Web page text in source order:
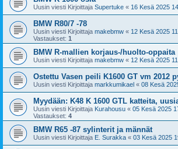
Uusin viesti Kirjoittaja Supertuke « 16 Kesä 2025
BMW R80/7 -78
Uusin viesti Kirjoittaja makebmw « 12 Kesä 2025
Vastaukset: 1
BMW R-mallien korjaus-/huolto-oppaita
Uusin viesti Kirjoittaja makebmw « 12 Kesä 2025
Ostettu Vasen peili K1600 GT vm 2012
Uusin viesti Kirjoittaja markkumikael « 08 Kesä
Myydään: K48 K 1600 GTL katteita,
Uusin viesti Kirjoittaja Kurahousu « 05 Kesä 2025
Vastaukset: 4
BMW R65 -87 sylinterit ja männät
Uusin viesti Kirjoittaja E. Surakka « 03 Kesä 2025